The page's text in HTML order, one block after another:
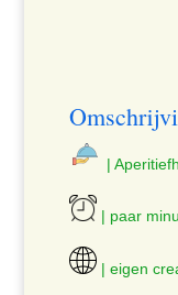
|
| paar
| eigen